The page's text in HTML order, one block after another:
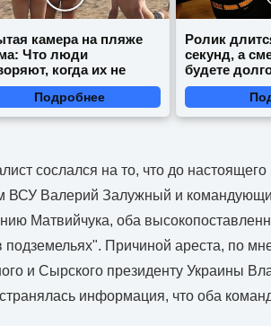
камера на пляже
Что люди
когда их не
Подробнее
Ролик
секунд, а
будете
сослался на то, что до
ВСУ Валерий Залужный и
Матвийчука, оба
подземельях". Причиной ареста, по
и Сырского президенту Украины
информация, что оба